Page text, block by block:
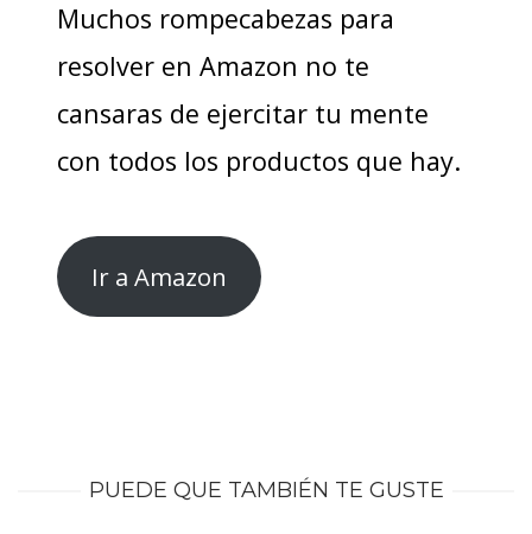
Muchos rompecabezas para
resolver en Amazon no te
cansaras de ejercitar tu mente
con todos los productos que hay.
Ir a Amazon
PUEDE QUE TAMBIÉN TE GUSTE